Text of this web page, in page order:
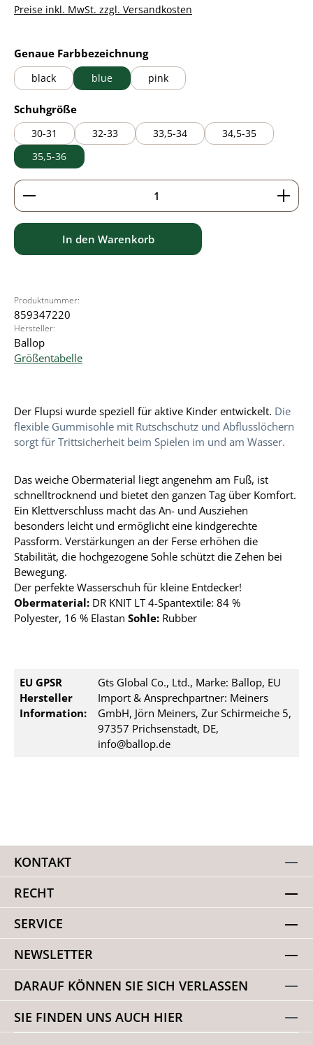
Preise inkl. MwSt. zzgl. Versandkosten
Genaue Farbbezeichnungauswählen
black blue pink
Schuhgrößeauswählen
30-31 32-33 33,5-34
34,5-35
35,5-36
Produkt Anzahl: Gib den gewünschten Wert ein
In den Warenkorb
Produktnummer:
859347220
Hersteller:
Ballop
Größentabelle
Der Flupsi wurde speziell für aktive Kinder entwickelt. Die
flexible Gummisohle mit Rutschschutz und Abflusslöchern
sorgt für Trittsicherheit beim Spielen im und am Wasser.
Das weiche Obermaterial liegt angenehm am Fuß, ist
schnelltrocknend und bietet den ganzen Tag über Komfort.
Ein Klettverschluss macht das An- und Ausziehen
besonders leicht und ermöglicht eine kindgerechte
Passform. Verstärkungen an der Ferse erhöhen die
Stabilität, die hochgezogene Sohle schützt die Zehen bei
Bewegung.
Der perfekte Wasserschuh für kleine Entdecker!
Obermaterial: DR KNIT LT 4-Spantextile: 84 %
Polyester, 16 % Elastan Sohle: Rubber
EU GPSR
Hersteller
Information:
Gts Global Co., Ltd., Marke: Ballop, EU
Import & Ansprechpartner: Meiners
GmbH, Jörn Meiners, Zur Schirmeiche 5,
97357 Prichsenstadt, DE,
info@ballop.de
KONTAKT
RECHT
SERVICE
NEWSLETTER
DARAUF KÖNNEN SIE SICH VERLASSEN
SIE FINDEN UNS AUCH HIER